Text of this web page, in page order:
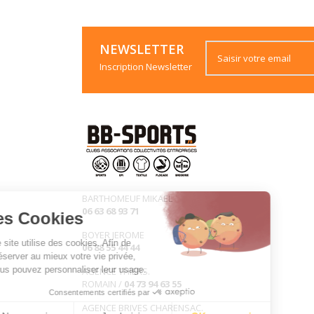
NEWSLETTER
Inscription Newsletter
BARTHOMEUF MIKAEL
06 63 68 93 71
BOYER JEROME
06 88 55 44 44
AGENCE THIERS.
ROMAIN / 04 73 94 63 55
AGENCE BRIVES CHARENSAC.
les Cookies
Ce site utilise des cookies. Afin de
préserver au mieux votre vie privée,
vous pouvez personnaliser leur usage.
Consentements certifiés par